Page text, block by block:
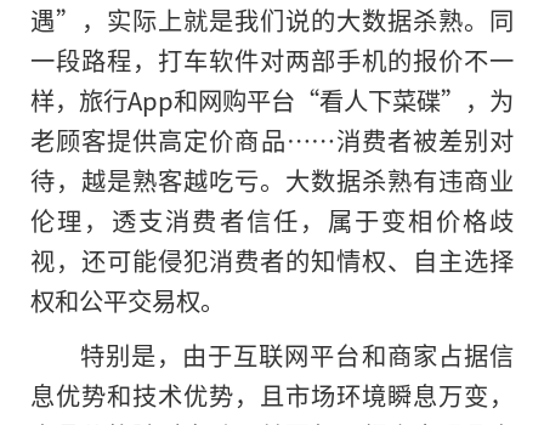
遇”，实际上就是我们说的大数据杀熟。同
一段路程，打车软件对两部手机的报价不一
样，旅行App和网购平台“看人下菜碟”，为
老顾客提供高定价商品……消费者被差别对
待，越是熟客越吃亏。大数据杀熟有违商业
伦理，透支消费者信任，属于变相价格歧
视，还可能侵犯消费者的知情权、自主选择
权和公平交易权。
特别是，由于互联网平台和商家占据信
息优势和技术优势，且市场环境瞬息万变，